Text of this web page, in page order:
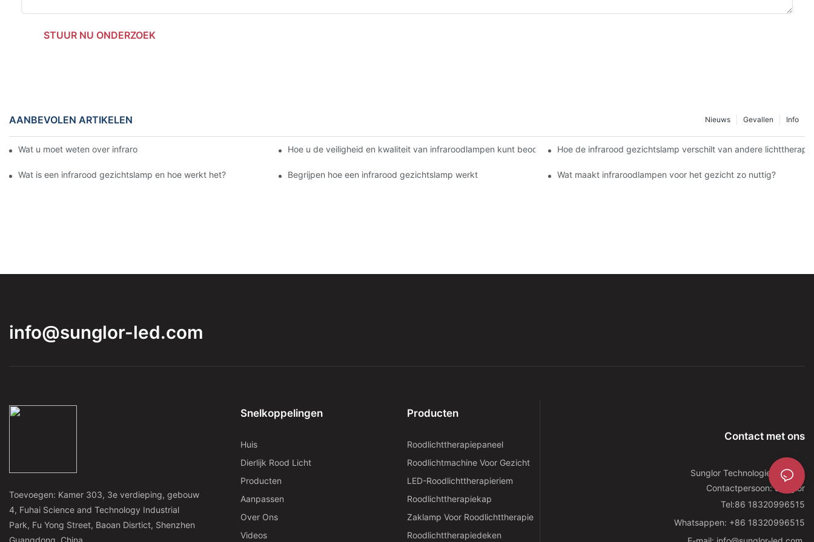
STUUR NU ONDERZOEK
AANBEVOLEN ARTIKELEN Info
Gevallen
Nieuws
Wat u moet weten over infrarood gezichtslampen Hoe u de veiligheid en kwaliteit van infraroodlampen kunt beoordelenHoe de infrarood gezichtslamp verschilt van andere
Wat is een infrarood gezichtslamp en hoe werkt het? Begrijpen hoe een infrarood gezichtslamp werkt Wat maakt infraroodlampen voor het gezicht zo nuttig?
info@sunglor-led.com
Toevoegen: Kamer 303, 3e verdieping, gebouw
4, Fuhai Science and Technology Industrial
Park, Fu Yong Street, Baoan Disrtict, Shenzhen
Snelkoppelingen
Huis
Dierlijk Rood Licht
Producten
Aanpassen
Over Ons
Videos
Producten
Roodlichttherapiepaneel
Roodlichtmachine Voor Gezicht
LED-Roodlichttherapieriem
Roodlichttherapiekap
Zaklamp Voor Roodlichttherapie
Roodlichttherapiedeken
Contact met ons
Sunglor Technologie Co., Ltd
Contactpersoon: Sunglor
Tel:86 18320996515
Whatsappen: +86 18320996515